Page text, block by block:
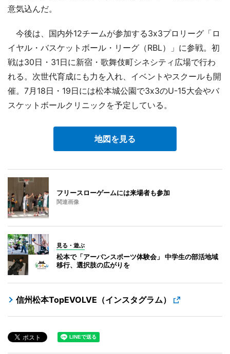
意気込んだ。
今後は、国内外12チームが参加する3x3プロリーグ「ロ
イヤル・バスケットボール・リーグ（RBL）」に参戦。初
戦は30日・31日に新宿・歌舞伎町シネシティ広場で行わ
れる。次世代育成にも力を入れ、イベントやスクールも開
催。7月18日・19日には松本城公園で3x3のU-15大会やバ
スケットボールクリニックを予定している。
地図を見る
フリースローゲームには来場者も参加
関連画像
見る・遊ぶ
松本で「アーバンスポーツ体験会」 中学生の部活地域
移行、選択肢の広がりを
信州松本TopEVOLVE（インスタグラム）